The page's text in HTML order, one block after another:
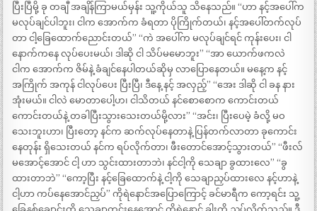
ပြီးပြီမို့ ခု တချီ အချိန်ကြာမယ်မှန်း သူ့ကိုယ်သူ သိနေသည်။ “ဟာ နင့်အပေါ်က
မလုပ်ချင်ပါဘူး၊ ငါက အောက်က ခံရတာ ပိုကြိုက်တယ်၊ နင့်အပေါ်တက်လုပ်
တာ ငါ့ခြေထောက်ညောင်းတယ်” “ကဲ အပေါ်က မလုပ်ချင်ရင် ကုန်းပေး၊ ငါ
နောက်ကနေ လုပ်ပေးမယ်၊ ဒါဆို ငါ သိပ်မမောဘူး” “အာ ယောက်ဖကလဲ
ငါက အောက်က ဇိမ်နဲ့ ခံချင်နေပါတယ်ဆိုမှ လာပြောနေတယ်။ မနေ့က နင့်
အကြိုက် အကုန် ငါလုပ်ပေး ပြီးပြီ၊ ဒီနေ့ နင့် အလှည့်” “အေး ဒါဆို ငါ ခန နား
အုံးမယ်။ ငါလဲ မောတာပေါ့ဟ၊ ငါသိတယ် နင်စောစောက ကောင်းတယ်
ကောင်းတယ်နဲ့ တခါပြီးသွားသေးတယ်မို့လား” “အင်း၊ ပြီးပေမဲ့ ခံလို့ မဝ
သေးဘူးဟာ၊ ပြီးတော့ နင်က ဆက်လုပ်နေတာနဲ့ ပြန်တက်လာတာ ခုကောင်း
နေတုန်း ရှိသေးတယ် နင်က ရပ်လိုက်တာ၊ ဖီးတောင်အောင့်သွားတယ်” “ဖီးလ်
မအောင့်အောင် ငါ့ ဟာ သွင်းထားတာဘဲ၊ နင်ငါ့ကို သေချာ ခွထားလေ” “ခွ
ထားတာဘဲ” “ကော့ပြီး နင့်ခြေထောက်နဲ့ ငါ့ကို သေချာညှပ်ထားလေ နင့်ဟာနဲ့
ငါ့ဟာ ကပ်နေအောင်ညှပ်” ကိုရဲနောင်အပြောကြောင့် ခင်မာရီက ကော့ရင်း သူ့